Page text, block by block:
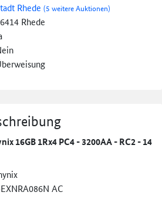
Rhede(5 weitere Auktionen)
Rhede
16GB 1Rx4 PC4 - 3200AA - RC2 - 14
AC